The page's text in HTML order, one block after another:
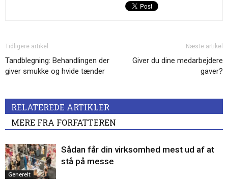
Tidligere artikel
Tandblegning: Behandlingen der
giver smukke og hvide tænder
Næste artikel
Giver du dine medarbejdere
gaver?
RELATEREDE ARTIKLER
MERE FRA FORFATTEREN
Generelt
Sådan får din virksomhed mest ud af at
stå på messe